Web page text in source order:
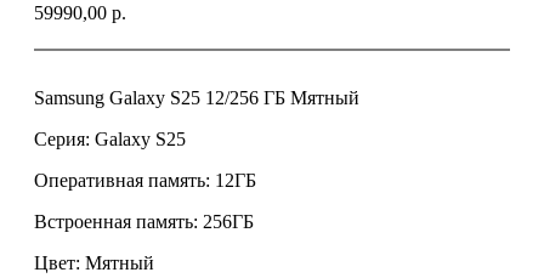
59990,00 р.
Samsung Galaxy S25 12/256 ГБ Мятный
Серия: Galaxy S25
Оперативная память: 12ГБ
Встроенная память: 256ГБ
Цвет: Мятный